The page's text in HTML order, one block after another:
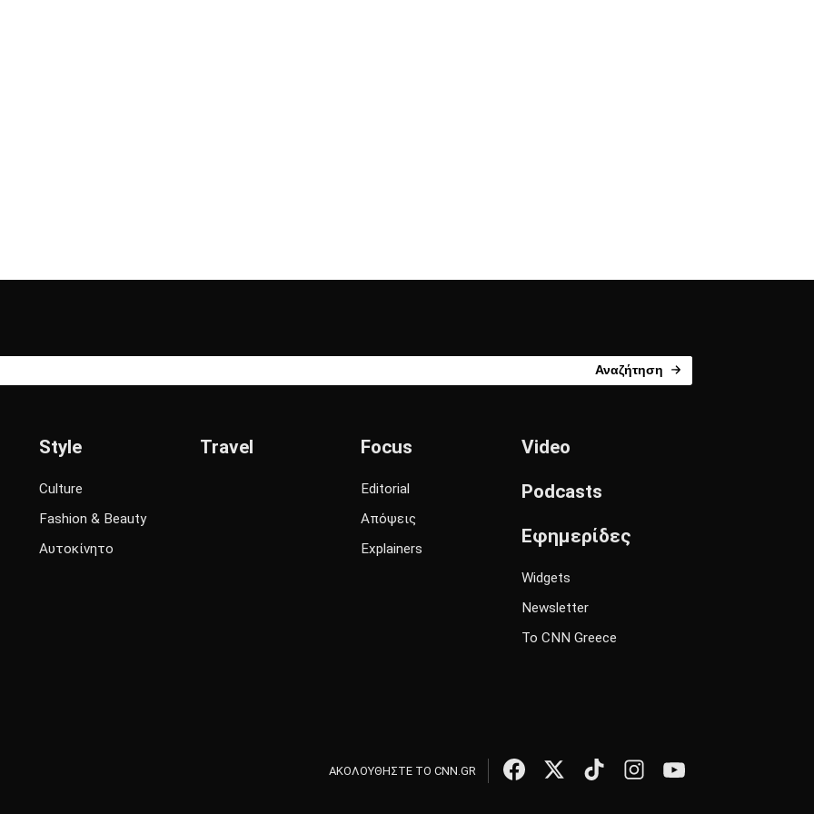
Αναζήτηση
Style
Culture
Fashion & Beauty
Αυτοκίνητο
Travel Focus
Editorial
Απόψεις
Explainers
Video
Podcasts
Εφημερίδες
Widgets
Newsletter
Το CNN Greece
ΑΚΟΛΟΥΘΗΣΤΕ ΤΟ CNN.GR